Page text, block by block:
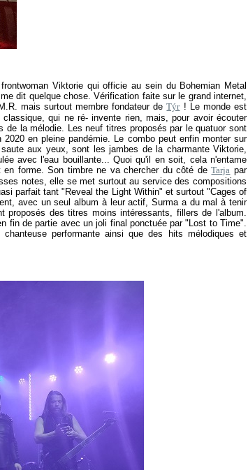
Viktorie qui officie au sein du Bohemian Metal
dit quelque chose. Vérification faite sur le grand internet,
mais surtout membre fondateur deTýr! Le monde est
qui ne ré- invente rien, mais, pour avoir écouter
de la mélodie. Les neuf titres proposés par le quatuor sont
en pleine pandémie. Le combo peut enfin monter sur
aux yeux, sont les jambes de la charmante Viktorie,
avec l'eau bouillante... Quoi qu'il en soit, cela n'entame
en forme. Son timbre ne va chercher du côté deTarja par
notes, elle se met surtout au service des compositions
parfait tant "Reveal the Light Within" et surtout "Cages of
avec un seul album à leur actif, Surma a du mal à tenir
proposés des titres moins intéressants, fillers de l'album.
fin de partie avec un joli final ponctuée par "Lost to Time".
performante ainsi que des hits mélodiques et